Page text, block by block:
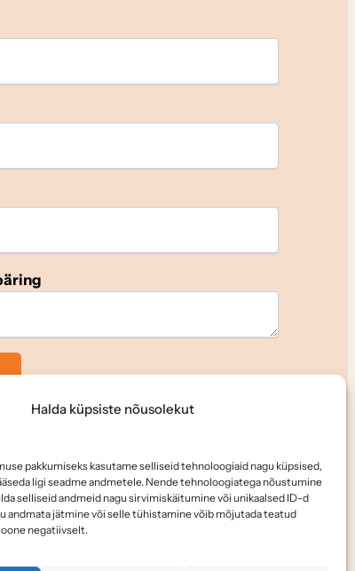
Halda küpsiste nõusolekut
pakkumiseks kasutame selliseid tehnoloogiaid nagu küpsised,
ligi seadme andmetele. Nende tehnoloogiatega nõustumine
selliseid andmeid nagu sirvimiskäitumine või unikaalsed ID-d
andmata jätmine või selle tühistamine võib mõjutada teatud
negatiivselt.